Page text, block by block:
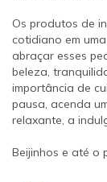
Os produtos de
cotidiano em
abraçar esses
beleza,
importância de
pausa, acenda
relaxante, a
Beijinhos e até o